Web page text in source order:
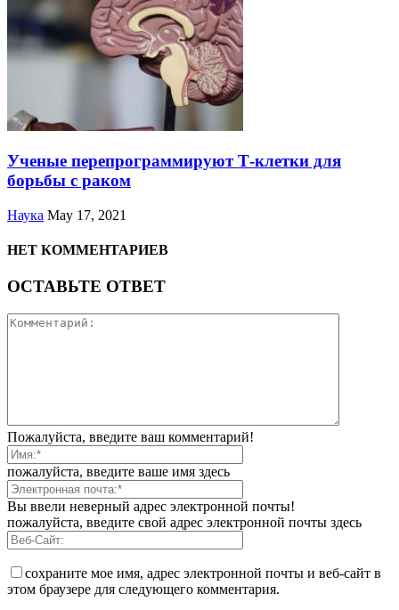
Ученые перепрограммируют Т-клетки для
борьбы с раком
Наука May 17, 2021
НЕТ КОММЕНТАРИЕВ
ОСТАВЬТЕ ОТВЕТ
Пожалуйста, введите ваш комментарий!
пожалуйста, введите ваше имя здесь
Вы ввели неверный адрес электронной почты!
пожалуйста, введите свой адрес электронной почты здесь
сохраните мое имя, адрес электронной почты и веб-сайт в
этом браузере для следующего комментария.